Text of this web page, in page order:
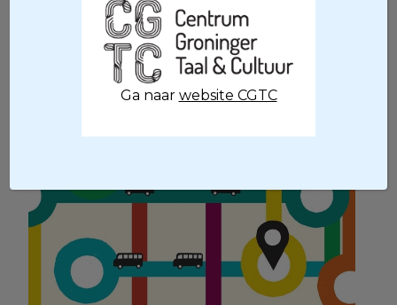
Bekijk
Culturele Mobiliteit
Ga naar website CGTC